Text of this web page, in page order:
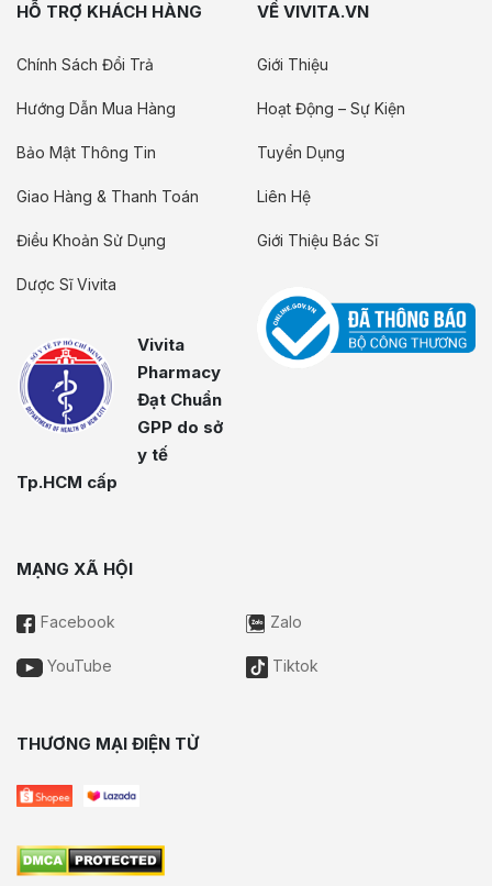
HỖ TRỢ KHÁCH HÀNG
Chính Sách Đổi Trả
Hướng Dẫn Mua Hàng
Bảo Mật Thông Tin
Giao Hàng & Thanh Toán
Điều Khoản Sử Dụng
Dược Sĩ Vivita
Vivita
Pharmacy
Đạt Chuẩn
GPP do sở
y tế
Tp.HCM cấp
VỀ VIVITA.VN
Giới Thiệu
Hoạt Động – Sự Kiện
Tuyển Dụng
Liên Hệ
Giới Thiệu Bác Sĩ
MẠNG XÃ HỘI
Facebook Zalo
YouTube Tiktok
THƯƠNG MẠI ĐIỆN TỬ